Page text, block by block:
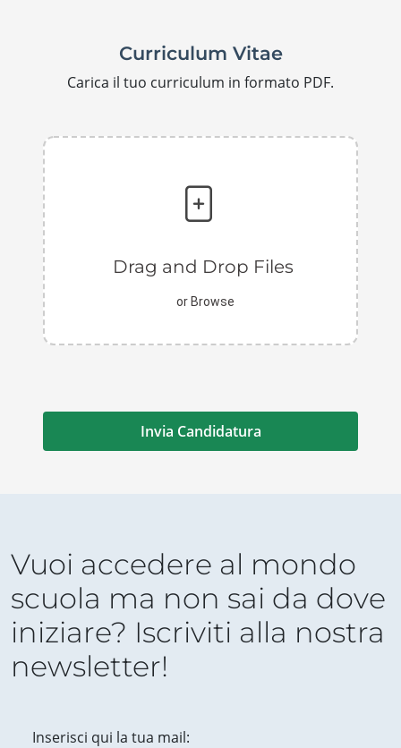
Curriculum Vitae
Carica il tuo curriculum in formato PDF.
Vuoi accedere al mondo
scuola ma non sai da dove
iniziare? Iscriviti alla nostra
newsletter!
Inserisci qui la tua mail: